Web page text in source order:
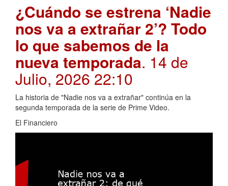
¿Cuándo se estrena ‘Nadie
nos va a extrañar 2’? Todo
lo que sabemos de la
nueva temporada. 14 de
Julio, 2026 22:10
La historia de "Nadie nos va a extrañar" continúa en la
segunda temporada de la serie de Prime Video.
El Financiero